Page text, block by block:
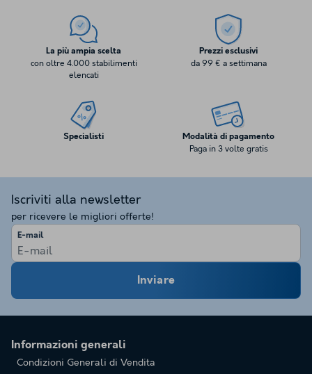
La più ampia scelta
con oltre 4.000 stabilimenti
elencati
Prezzi esclusivi
da 99 € a settimana
Specialisti Modalità di pagamento
Paga in 3 volte gratis
Iscriviti alla newsletter
per ricevere le migliori offerte!
E-mail
Inviare
Informazioni generali
Condizioni Generali di Vendita